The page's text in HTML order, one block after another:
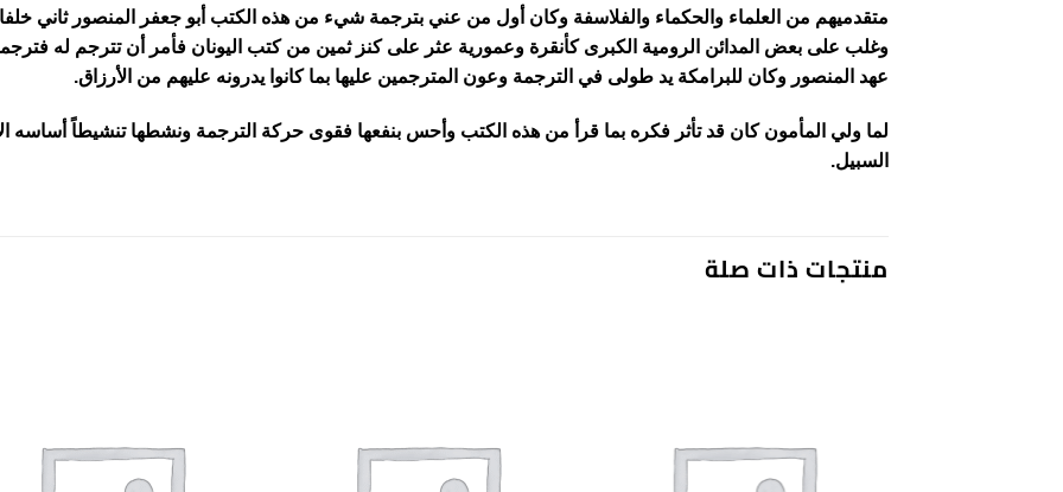
متقدميهم من العلماء والحكماء والفلاسفة وكان أول من عني بترجمة شيء من هذه الكتب أبو جعفر المنصور ثاني
وغلب على بعض المدائن الرومية الكبرى كأنقرة وعمورية عثر على كنز ثمين من كتب اليونان فأمر أن تترجم له
عهد المنصور وكان للبرامكة يد طولى في الترجمة وعون المترجمين عليها بما كانوا يدرونه عليهم من الأرزاق.
لما ولي المأمون كان قد تأثر فكره بما قرأ من هذه الكتب وأحس بنفعها فقوى حركة الترجمة ونشطها تنشيطاً أساسه
السبيل.
منتجات ذات صلة